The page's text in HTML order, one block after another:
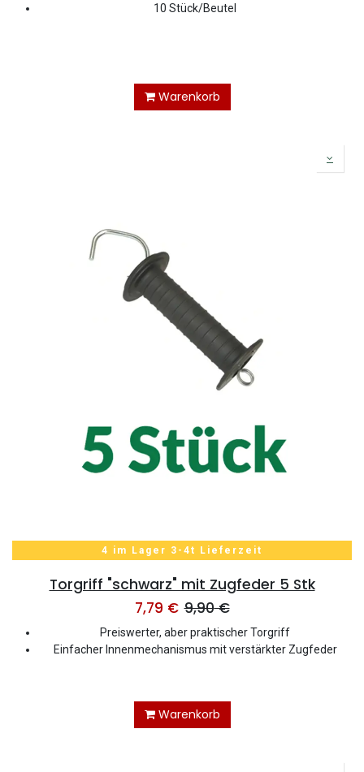
10 Stück/Beutel
Warenkorb
4 im Lager 3-4t Lieferzeit
Torgriff "schwarz" mit Zugfeder 5 Stk
7,79 € 9,90€
Preiswerter, aber praktischer Torgriff
Einfacher Innenmechanismus mit verstärkter Zugfeder
Warenkorb